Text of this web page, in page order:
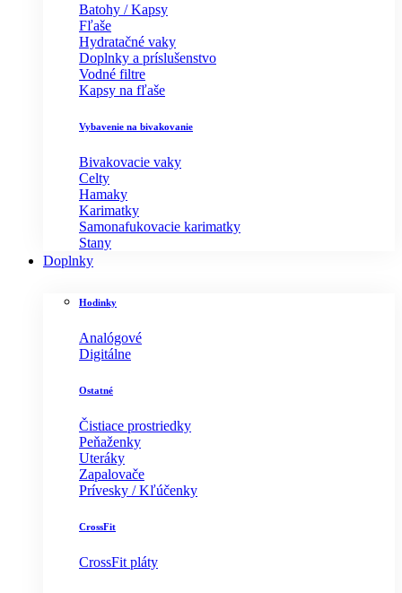
Batohy / Kapsy
Fľaše
Hydratačné vaky
Doplnky a príslušenstvo
Vodné filtre
Kapsy na fľaše
Vybavenie na bivakovanie
Bivakovacie vaky
Celty
Hamaky
Karimatky
Samonafukovacie karimatky
Stany
Doplnky
Hodinky
Analógové
Digitálne
Ostatné
Čistiace prostriedky
Peňaženky
Uteráky
Zapalovače
Prívesky / Kľúčenky
CrossFit
CrossFit pláty